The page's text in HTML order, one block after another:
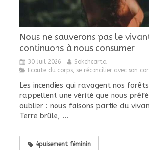
Nous ne sauverons pas le
continuons à nous consumer
30 Juil 2026
Sokchearta
Ecoute du corps, se réconcilier avec son
Les incendies qui ravagent nos
rappellent une vérité que nous
oublier : nous faisons partie du
Terre brûle, ...
épuisement féminin